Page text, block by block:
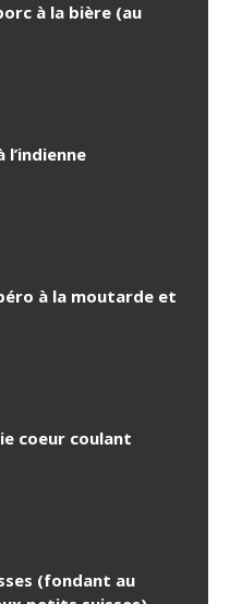
à la bière (au
l’indienne
à la moutarde et
coeur coulant
(fondant au